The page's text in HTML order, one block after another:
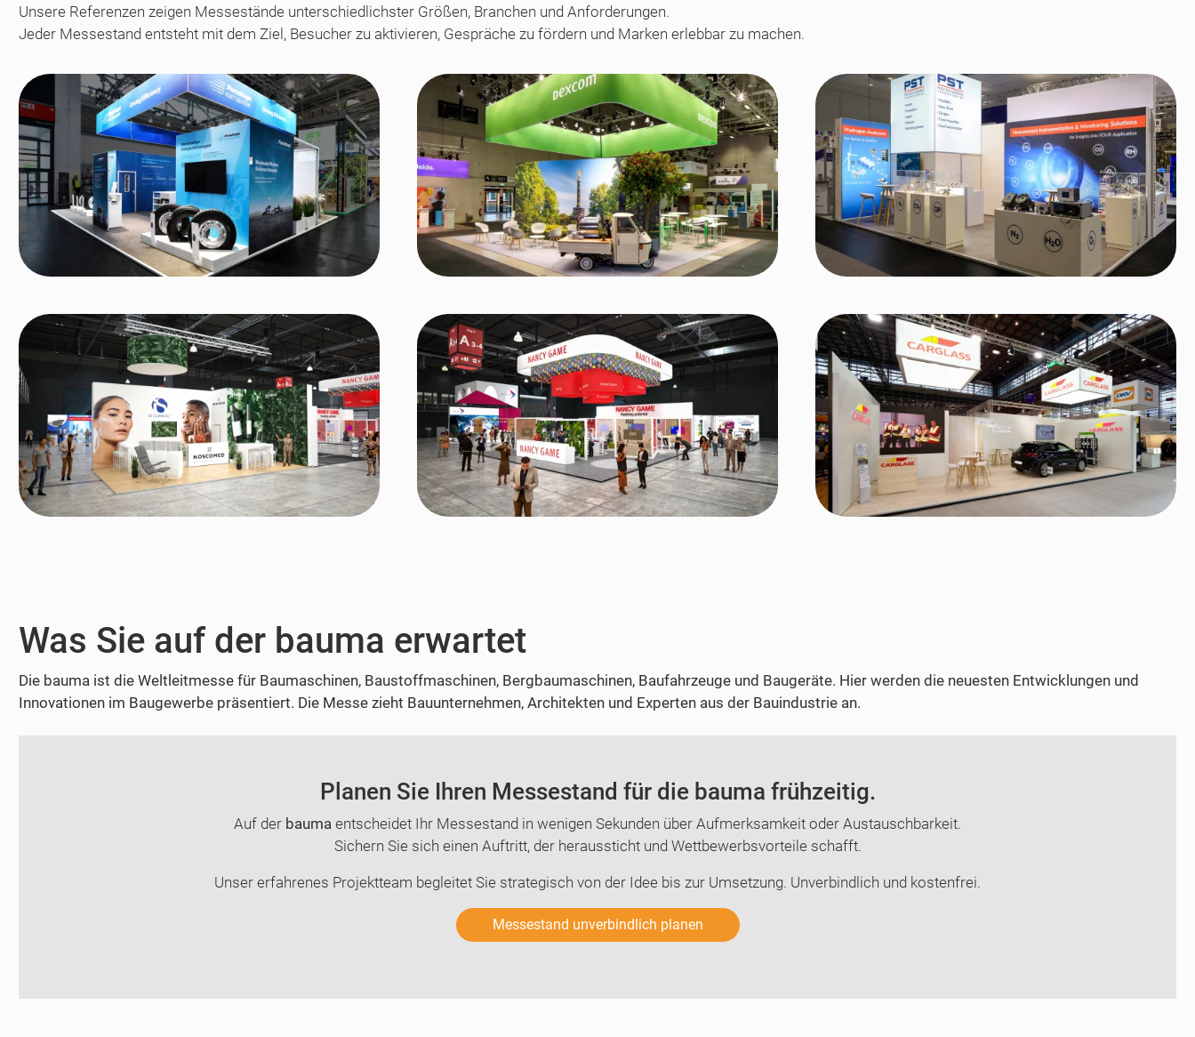
Unsere Referenzen zeigen Messestände unterschiedlichster Größen, Branchen und Anforderungen.
Jeder Messestand entsteht mit dem Ziel, Besucher zu aktivieren, Gespräche zu fördern und Marken erlebbar zu machen.
Was Sie auf der bauma erwartet
Die bauma ist die Weltleitmesse für Baumaschinen, Baustoffmaschinen, Bergbaumaschinen, Baufahrzeuge und Baugeräte. Hier werden die neuesten Entwicklungen und
Innovationen im Baugewerbe präsentiert. Die Messe zieht Bauunternehmen, Architekten und Experten aus der Bauindustrie an.
Planen Sie Ihren Messestand für die bauma frühzeitig.
Auf der bauma entscheidet Ihr Messestand in wenigen Sekunden über Aufmerksamkeit oder Austauschbarkeit.
Sichern Sie sich einen Auftritt, der heraussticht und Wettbewerbsvorteile schafft.
Unser erfahrenes Projektteam begleitet Sie strategisch von der Idee bis zur Umsetzung. Unverbindlich und kostenfrei.
Messestand unverbindlich planen